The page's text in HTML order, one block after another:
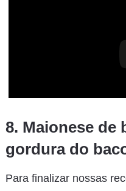
8. Maionese de
gordura do
Para finalizar nossas